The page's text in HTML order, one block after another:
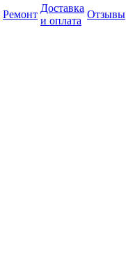
Ремонт
Доставка
и оплата
Отзывы